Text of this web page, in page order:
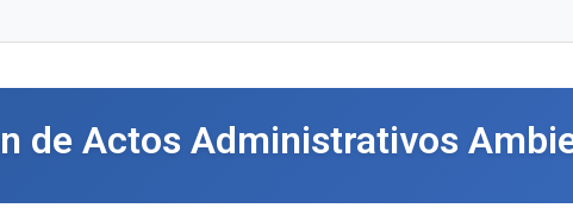
de Actos Administrativos